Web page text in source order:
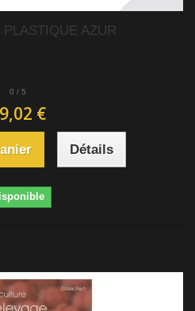
PLASTIQUE AZUR
0 / 5
€
Détails